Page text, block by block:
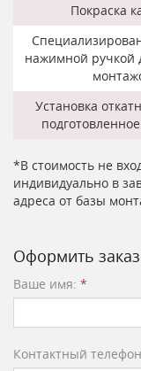
Покраска
нажимной ручкой
Установка
*В стоимость не
индивидуально в
адреса от базы
Оформить заказ
Ваше имя: *
Контактный